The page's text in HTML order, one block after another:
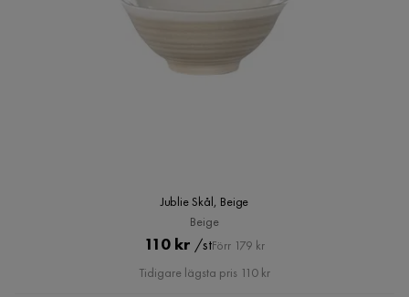
Jublie Skål, Beige
Beige
Pris
110 kr /stOriginal
Pris
Förr 179 kr
Tidigare lägsta pris 110 kr